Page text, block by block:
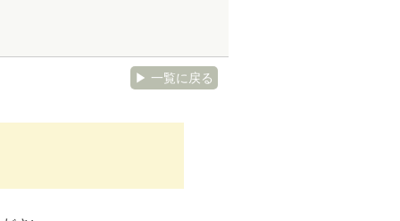
▶ 一覧に戻る